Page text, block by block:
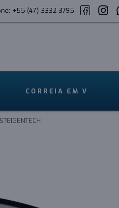
+55 (47) 3332-3795
CORREIA EM V